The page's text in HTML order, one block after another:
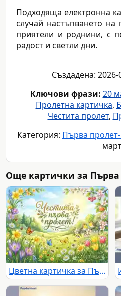
Подходяща електронна
случай настъпването на
приятели и роднини, с
радост и светли дни.
Създадена: 2026-
Ключови фрази: 20
Пролетна картичка,
Честита пролет,
Категория: Първа
Още картички за Първа
Цветна картичка за Първа пролет